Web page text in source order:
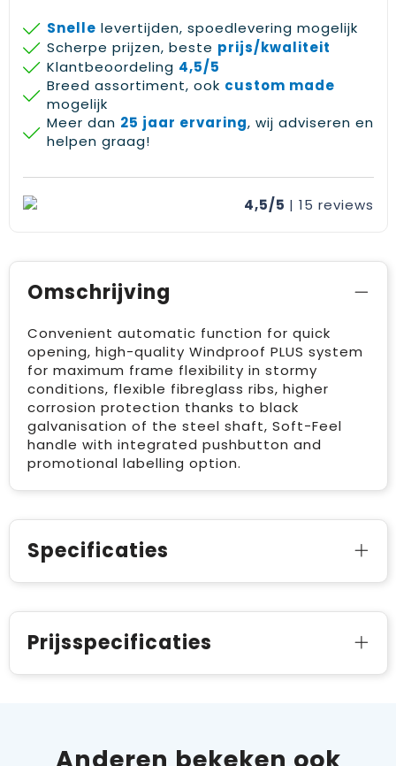
Snelle levertijden, spoedlevering mogelijk
Scherpe prijzen, beste prijs/kwaliteit
Klantbeoordeling 4,5/5
Breed assortiment, ook custom made
mogelijk
Meer dan 25 jaar ervaring, wij adviseren en
helpen graag!
4,5/5 | 15 reviews
Omschrijving
Convenient automatic function for quick
opening, high-quality Windproof PLUS system
for maximum frame flexibility in stormy
conditions, flexible fibreglass ribs, higher
corrosion protection thanks to black
galvanisation of the steel shaft, Soft-Feel
handle with integrated pushbutton and
promotional labelling option.
Specificaties
Prijsspecificaties
Anderen bekeken ook